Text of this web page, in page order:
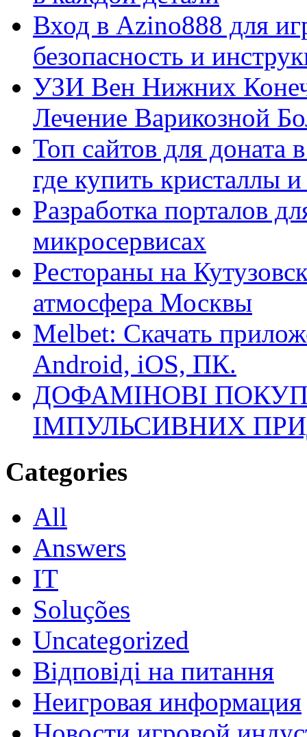
Вход в Azino888 для
безопасность и
УЗИ Вен Нижних
Лечение Варикозной
Топ сайтов для
где купить кристаллы
Разработка порталов
микросервисах
Рестораны на
атмосфера Москвы
Melbet: Скачать
Android, iOS, ПК.
ДОФАМІНОВІ
ІМПУЛЬСИВНИХ
Categories
All
Answers
IT
Soluções
Uncategorized
Відповіді на питання
Неигровая информация